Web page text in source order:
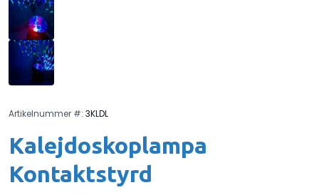
Artikelnummer #: 3KLDL
Kalejdoskoplampa
Kontaktstyrd